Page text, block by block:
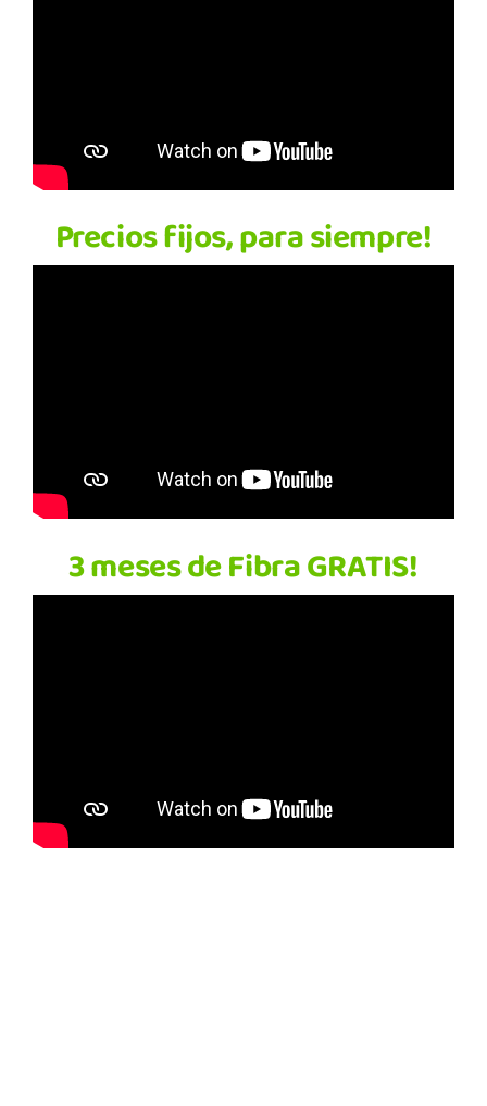
Precios fijos, para siempre!
3 meses de Fibra GRATIS!